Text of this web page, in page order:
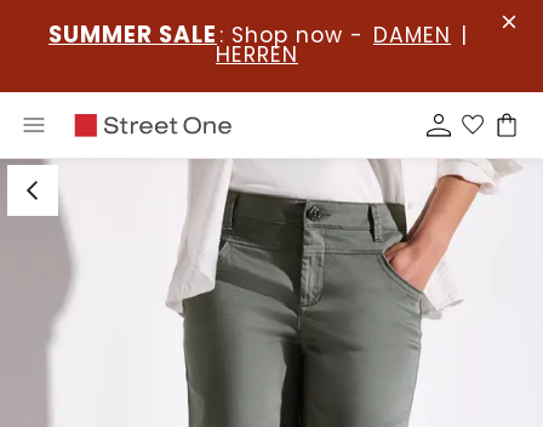
SUMMER SALE : Shop now - DAMEN |
HERREN